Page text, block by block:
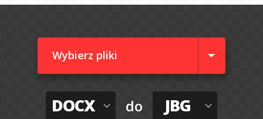
Wybierz pliki
DOCX do JBG